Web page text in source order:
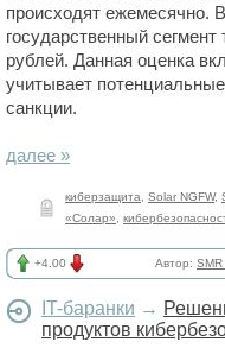
происходят ежемесячно.
государственный
рублей. Данная оценка
учитывает
санкции.
далее »
киберзащита Solar NGFW,
«Солар»
+4.00 Автор:
IT-баранки →
продуктов